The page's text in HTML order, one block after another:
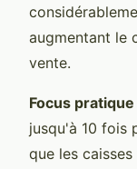
augmentant le
vente.
Focus pratique
jusqu'à 10 fois
que les